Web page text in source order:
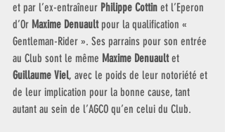
et par l’ex-entraîneur Philippe Cottin et l’Eperon
d’Or Maxime Denuault pour la qualification «
Gentleman-Rider ». Ses parrains pour son entrée
au Club sont le même Maxime Denuault et
Guillaume Viel, avec le poids de leur notoriété et
de leur implication pour la bonne cause, tant
autant au sein de l’AGCO qu’en celui du Club.